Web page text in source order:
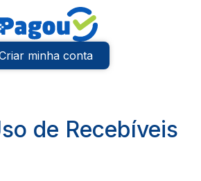
minha conta
de Recebíveis